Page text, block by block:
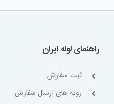
راهنمای لوله ایران
ثبت سفارش
رویه های ارسال سفارش